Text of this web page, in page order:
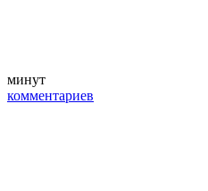
минут
комментариев